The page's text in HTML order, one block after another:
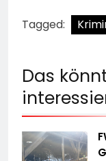
Tagged:
Das